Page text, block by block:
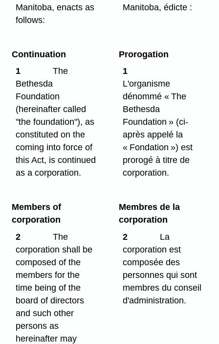
Manitoba, enacts as
follows:
Manitoba, édicte :
Continuation
1
The
Bethesda
Foundation
(hereinafter called
"the foundation"), as
constituted on the
coming into force of
this Act, is continued
as a corporation.
Prorogation
1
L'organisme
dénommé « The
Bethesda
Foundation » (ci-
après appelé la
« Fondation ») est
prorogé à titre de
corporation.
Members of
corporation
2
The
corporation shall be
composed of the
members for the
time being of the
board of directors
and such other
persons as
hereinafter may
Membres de la
corporation
2
La
corporation est
composée des
personnes qui sont
membres du conseil
d'administration.